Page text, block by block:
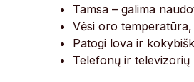
Tamsa – galima
Vėsi oro temperatūra,
Patogi lova ir
Telefonų ir televizorių